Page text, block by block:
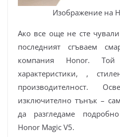
Изображение на
Ако все още не сте
последният сгъваем
компания Honor. Той
характеристики, ,
производителност.
изключително тънък –
да разгледаме
Honor Magic V5.